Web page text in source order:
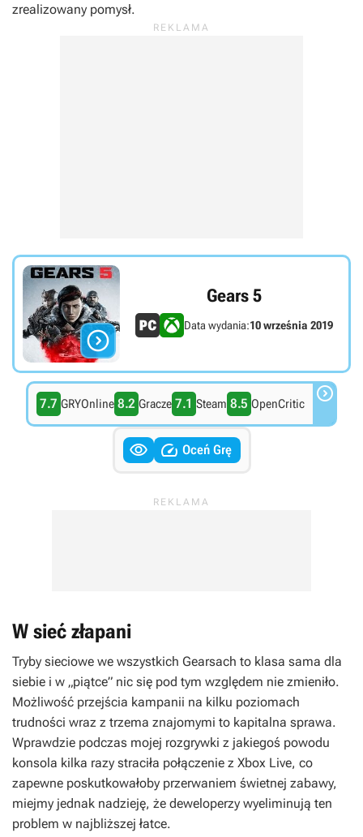
zrealizowany pomysł.

Gears 5
Data wydania:10 września 2019
7.7 GRYOnline 8.2 Gracze 7.1 Steam 8.5 OpenCritic 
  Oceń Grę
W sieć złapani
Tryby sieciowe we wszystkich Gearsach to klasa sama dla
siebie i w „piątce” nic się pod tym względem nie zmieniło.
Możliwość przejścia kampanii na kilku poziomach
trudności wraz z trzema znajomymi to kapitalna sprawa.
Wprawdzie podczas mojej rozgrywki z jakiegoś powodu
konsola kilka razy straciła połączenie z Xbox Live, co
zapewne poskutkowałoby przerwaniem świetnej zabawy,
miejmy jednak nadzieję, że deweloperzy wyeliminują ten
problem w najbliższej łatce.